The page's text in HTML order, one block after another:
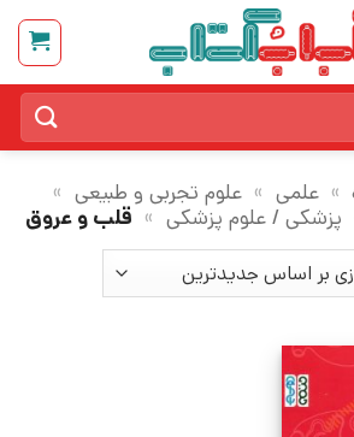
» علمی » علوم تجربی و طبیعی »
پزشکی / علوم پزشکی » قلب و عروق